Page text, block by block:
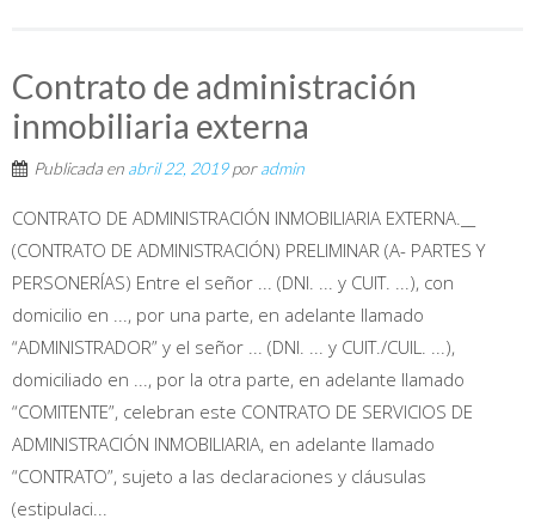
Contrato de administración
inmobiliaria externa
Publicada en abril 22, 2019poradmin
CONTRATO DE ADMINISTRACIÓN INMOBILIARIA EXTERNA.__
(CONTRATO DE ADMINISTRACIÓN) PRELIMINAR (A- PARTES Y
PERSONERÍAS) Entre el señor ... (DNI. ... y CUIT. ...), con
domicilio en ..., por una parte, en adelante llamado
“ADMINISTRADOR” y el señor ... (DNI. ... y CUIT./CUIL. ...),
domiciliado en ..., por la otra parte, en adelante llamado
“COMITENTE”, celebran este CONTRATO DE SERVICIOS DE
ADMINISTRACIÓN INMOBILIARIA, en adelante llamado
“CONTRATO”, sujeto a las declaraciones y cláusulas
(estipulaci...